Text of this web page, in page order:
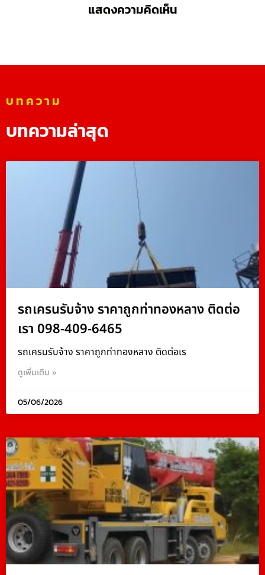
แสดงความคิดเห็น
บทความ
บทความล่าสุด
รถเครนรับจ้าง ราคาถูกท่าทองหลาง ติดต่อ
เรา 098-409-6465
รถเครนรับจ้าง ราคาถูกท่าทองหลาง ติดต่อเร
ดูเพิ่มเติม »
05/06/2026